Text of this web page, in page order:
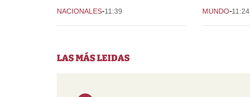
NACIONALES-11:39 MUNDO-11:24
LAS MÁS LEIDAS